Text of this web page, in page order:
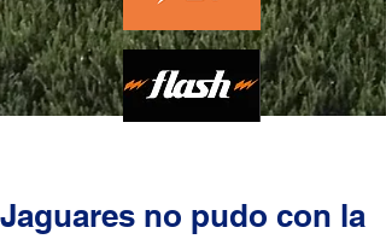
Jaguares no pudo con la